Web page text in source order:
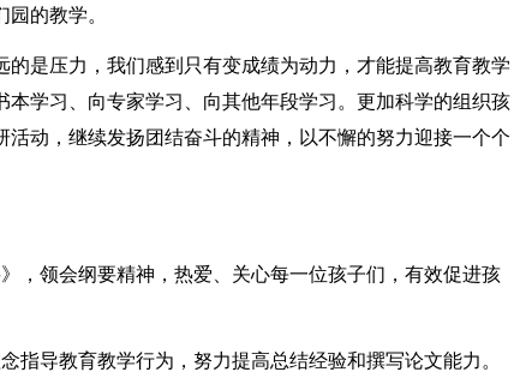
的教学。
的是压力，我们感到只有变成绩为动力，才能提高教育教学
本学习、向专家学习、向其他年段学习。更加科学的组织孩
动，继续发扬团结奋斗的精神，以不懈的努力迎接一个个
，领会纲要精神，热爱、关心每一位孩子们，有效促进孩
指导教育教学行为，努力提高总结经验和撰写论文能力。